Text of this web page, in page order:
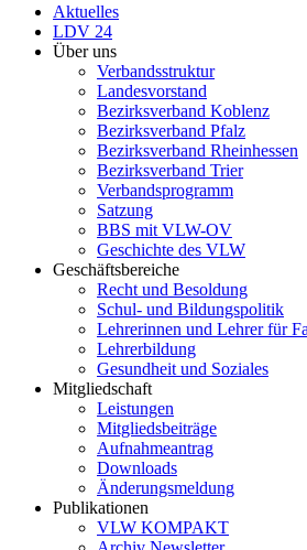
Aktuelles
LDV 24
Über uns
Verbandsstruktur
Landesvorstand
Bezirksverband Koblenz
Bezirksverband Pfalz
Bezirksverband Rheinhessen
Bezirksverband Trier
Verbandsprogramm
Satzung
BBS mit VLW-OV
Geschichte des VLW
Geschäftsbereiche
Recht und Besoldung
Schul- und Bildungspolitik
Lehrerinnen und Lehrer für
Lehrerbildung
Gesundheit und Soziales
Mitgliedschaft
Leistungen
Mitgliedsbeiträge
Aufnahmeantrag
Downloads
Änderungsmeldung
Publikationen
VLW KOMPAKT